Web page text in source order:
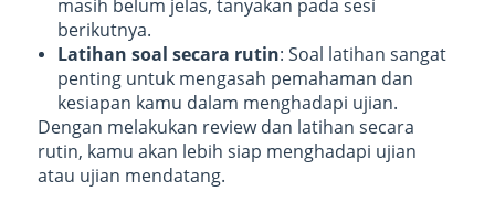
masih belum jelas, tanyakan pada sesi
berikutnya.
Latihan soal secara rutin: Soal latihan sangat
penting untuk mengasah pemahaman dan
kesiapan kamu dalam menghadapi ujian.
Dengan melakukan review dan latihan secara
rutin, kamu akan lebih siap menghadapi ujian
atau ujian mendatang.